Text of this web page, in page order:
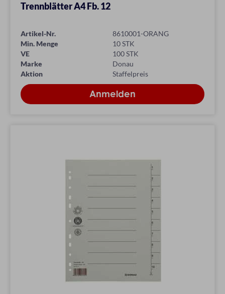
Trennblätter A4 Fb. 12
Artikel-Nr.
8610001-ORANG
Min. Menge
10 STK
VE
100 STK
Marke
Donau
Aktion
Staffelpreis